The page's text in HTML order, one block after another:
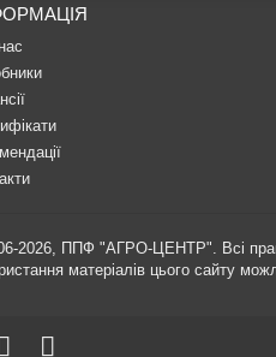
2026, ППФ "АГРО-ЦЕНТР". Всі
матеріалів цього сайту